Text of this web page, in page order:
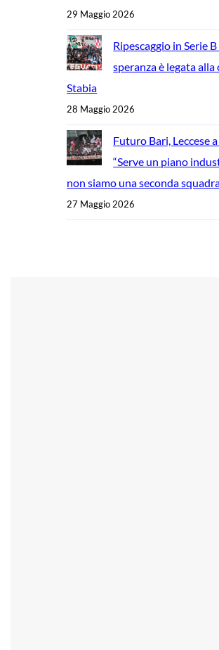
29 Maggio 2026
Ripescaggio in Serie
speranza è legata alla
Stabia
28 Maggio 2026
Futuro Bari, Leccese
“Serve un piano
non siamo una seconda
27 Maggio 2026